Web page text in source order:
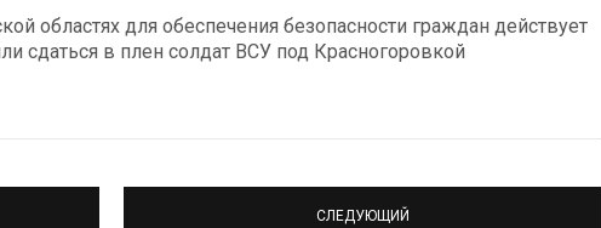
областях для обеспечения безопасности граждан действует
в плен солдат ВСУ под Красногоровкой
СЛЕДУЮЩИЙ